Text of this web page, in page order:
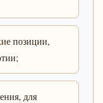
позиции,
для